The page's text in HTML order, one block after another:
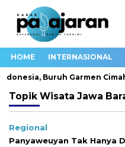
HOME INTERNASIONAL
Buruh Garmen
Topik Wisata Jawa
Regional
Panyaweuyan Tak Hanya